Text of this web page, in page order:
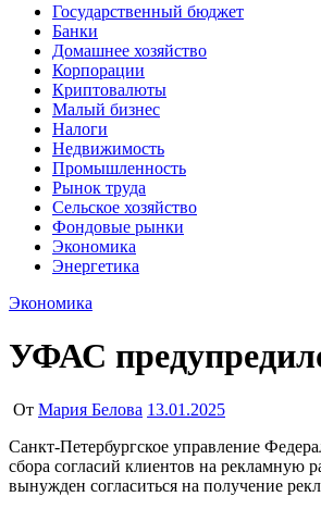
Государственный бюджет
Банки
Домашнее хозяйство
Корпорации
Криптовалюты
Малый бизнес
Налоги
Недвижимость
Промышленность
Рынок труда
Сельское хозяйство
Фондовые рынки
Экономика
Энергетика
Экономика
УФАС
От Мария Белова 13.01.2025
Санкт-Петербургское управление Федеральной антимонопольной службы (УФАС) выдало предупреждение сети магазинов японской и китайской кухни «Суши Wok» из-за неправомерного
сбора согласий клиентов на рекламную
вынужден согласиться на получение